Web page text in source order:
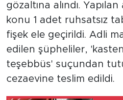
gözaltına alındı.
konu 1 adet ruhsatsız
fişek ele geçirildi. Adli
edilen şüpheliler,
teşebbüs' suçundan
cezaevine teslim edildi.